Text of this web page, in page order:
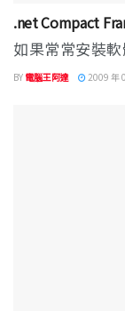
.net Compact
如果常常安裝
BY 電腦王阿達 2009 年